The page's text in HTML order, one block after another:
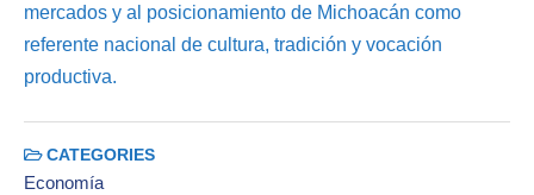
mercados y al posicionamiento de Michoacán como
referente nacional de cultura, tradición y vocación
productiva.
CATEGORIES
Economía